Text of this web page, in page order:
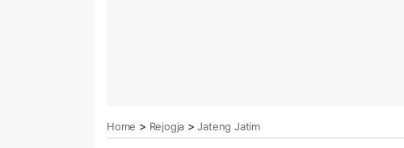
Home > Rejogja > Jateng Jatim